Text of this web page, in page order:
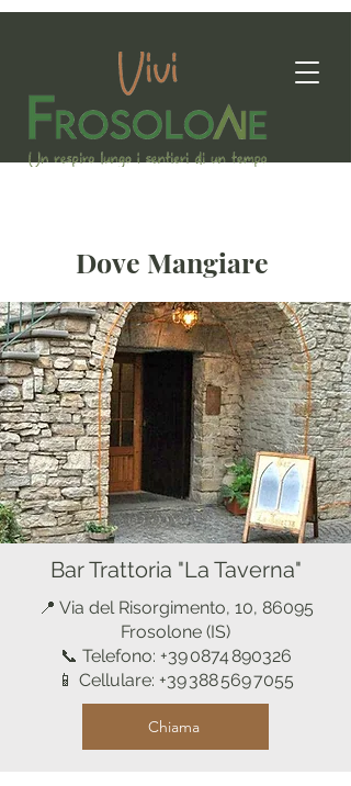
Dove Mangiare
Bar Trattoria "La Taverna"
📍 Via del Risorgimento, 10, 86095
Frosolone (IS)
📞 Telefono: +39 0874 890326
📱 Cellulare: +39 388 569 7055
Chiama